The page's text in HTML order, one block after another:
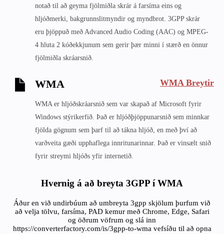
notað til að geyma fjölmiðla skrár á farsíma eins og
hljóðmerki, bakgrunnslitmyndir og myndbrot. 3GPP skrár
eru þjöppuð með Advanced Audio Coding (AAC) og MPEG-
4 hluta 2 kóðekkjunum sem gerir þær minni í stærð en önnur
fjölmiðla skráarsnið.
WMA WMA Breytir
WMA er hljóðskráarsnið sem var skapað af Microsoft fyrir
Windows stýrikerfið. Það er hljóðþjöppunarsnið sem minnkar
fjölda gögnum sem þarf til að tákna hljóð, en með því að
varðveita gæði upphaflega innritunarinnar. Það er vinsælt snið
fyrir streymi hljóðs yfir internetið.
Hvernig á að breyta 3GPP í WMA
Áður en við undirbúum að umbreyta 3gpp skjölum þurfum við
að velja tölvu, farsíma, PAD kemur með Chrome, Edge, Safari
og öðrum vöfrum og slá inn
https://converterfactory.com/is/3gpp-to-wma vefsíðu til að opna